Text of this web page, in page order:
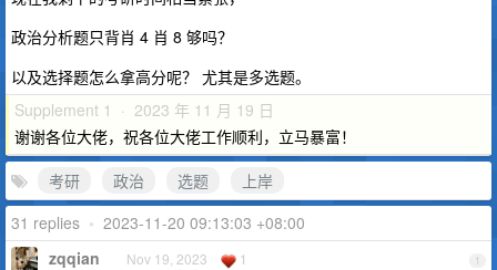
政治分析题只背肖 4 肖 8 够吗？
以及选择题怎么拿高分呢？ 尤其是多选题。
Supplement 1 · 2023 年 11 月 19 日
谢谢各位大佬，祝各位大佬工作顺利，立马暴富！
考研
政治 选题
上岸
31 replies • 2023-11-20 09:13:03 +08:00
1
zqqian Nov 19, 2023 1